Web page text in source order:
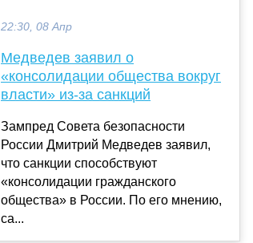
22:30, 08 Апр
Медведев заявил о
«консолидации общества вокруг
власти» из-за санкций
Зампред Совета безопасности
России Дмитрий Медведев заявил,
что санкции способствуют
«консолидации гражданского
общества» в России. По его мнению,
са...